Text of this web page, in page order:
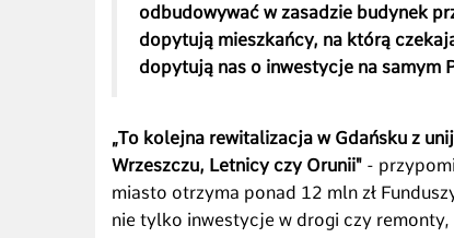
odbudowywać w zasadzie budynek
dopytują mieszkańcy, na którą
dopytują nas o inwestycje na samym
„To kolejna rewitalizacja w Gdańsku z
Wrzeszczu, Letnicy czy Orunii" -
miasto otrzyma ponad 12 mln zł
nie tylko inwestycje w drogi czy remonty,